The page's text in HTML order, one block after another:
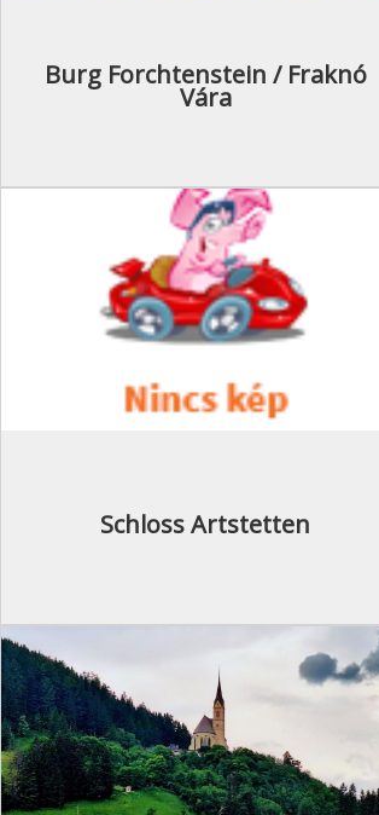
Burg Forchtenstein / Fraknó
Vára
Schloss Artstetten